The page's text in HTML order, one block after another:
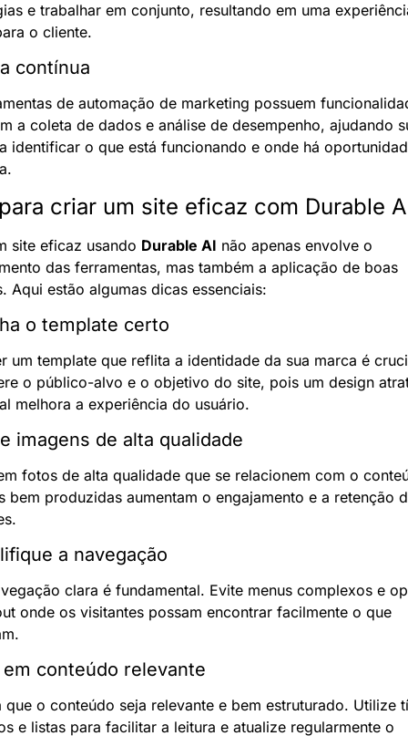
e trabalhar em conjunto, resultando em uma
o cliente.
contínua
de automação de marketing possuem
a coleta de dados e análise de desempenho, ajudando
identificar o que está funcionando e onde há
criar um site eficaz com Durable
site eficaz usando Durable AI não apenas envolve o
das ferramentas, mas também a aplicação de boas
Aqui estão algumas dicas essenciais:
o template certo
um template que reflita a identidade da sua marca é
o público-alvo e o objetivo do site, pois um design
melhora a experiência do usuário.
imagens de alta qualidade
fotos de alta qualidade que se relacionem com o
bem produzidas aumentam o engajamento e a retenção
a navegação
clara é fundamental. Evite menus complexos e
onde os visitantes possam encontrar facilmente o que
em conteúdo relevante
que o conteúdo seja relevante e bem estruturado. Utilize
e listas para facilitar a leitura e atualize regularmente o